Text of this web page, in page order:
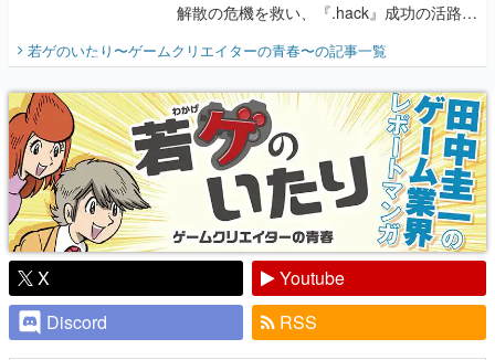
解散の危機を救い、『.hack』成功の活路を
開く。業界の快男児・松山 洋に流れる血は
『少年ジャンプ』色だった【若ゲのいた
り】
若ゲのいたり〜ゲームクリエイターの青春〜の記事一覧
X
Youtube
Discord
RSS